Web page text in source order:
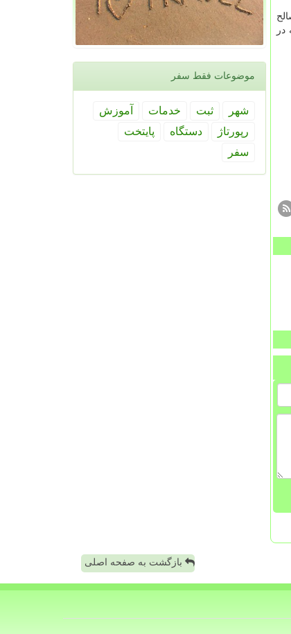
در
موضوعات فقط سفر
شهر ثبت خدمات
آموزش
رپورتاژ
دستگاه
پایتخت
سفر
بازگشت به صفحه اصلی